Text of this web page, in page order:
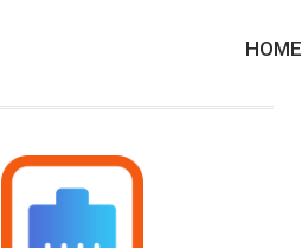
HOME
HOME